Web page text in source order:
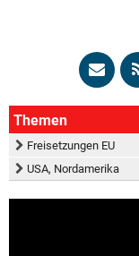
Themen
Freisetzungen EU
USA, Nordamerika